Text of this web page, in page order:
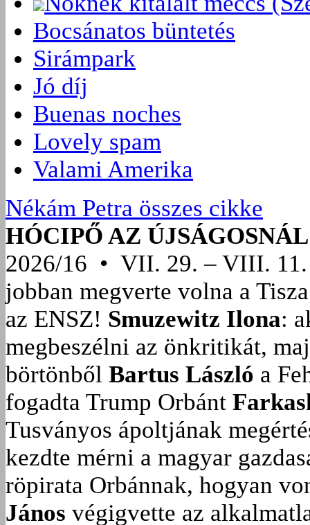
Bocsánatos büntetés
Sirámpark
Jó díj
Buenas noches
Lovely spam
Valami Amerika
Nékám Petra összes cikke
HÓCIPŐ AZ ÚJSÁGOSNÁL
2026/16 • VII. 29. – VIII. 11.
jobban megverte volna a
az ENSZ! Smuzewitz Ilona:
megbeszélni az önkritikát,
börtönből Bartus László a
fogadta Trump Orbánt
Tusványos ápoltjának
kezdte mérni a magyar
röpirata Orbánnak, hogyan
János végigvette az